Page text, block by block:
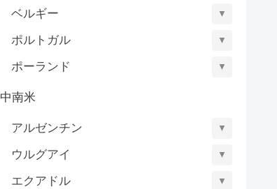
ベルギー ▼
ポルトガル ▼
ポーランド ▼
中南米
アルゼンチン ▼
ウルグアイ ▼
エクアドル ▼